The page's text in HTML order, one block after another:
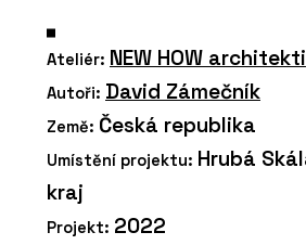
Ateliér: NEW HOW architekti
Autoři: David Zámečník
Země: Česká republika
Umístění projektu: Hrubá
kraj
Projekt: 2022